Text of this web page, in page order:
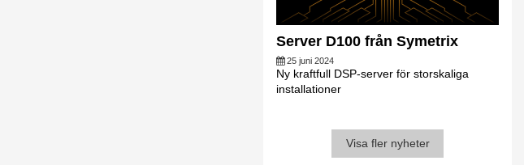
Server D100 från Symetrix
25 juni 2024
Ny kraftfull DSP-server för storskaliga
installationer
Visa fler nyheter